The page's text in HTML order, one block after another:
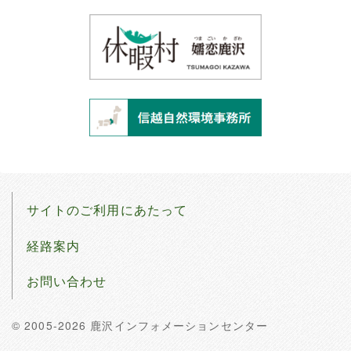
サイトのご利用にあたって
経路案内
お問い合わせ
© 2005-2026 鹿沢インフォメーションセンター